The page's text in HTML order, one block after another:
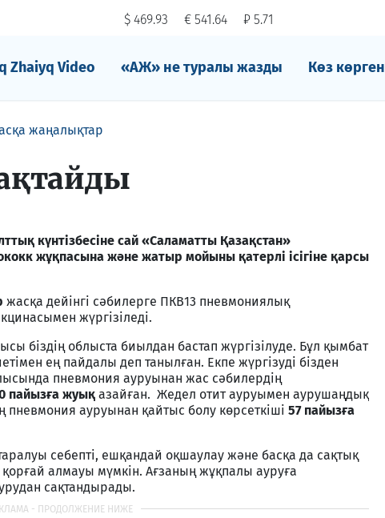
$ 469.93 € 541.64 ₽ 5.71
Zhaiyq Video «АЖ» не туралы жазды Көз көрген
жаңалықтар
күнтізбесіне сай «Саламатты Қазақстан»
жұқпасына және жатыр мойыны қатерлі ісігіне қарсы
жасқа дейінгі сәбилерге ПКВ13 пневмониялық
жүргізіледі.
біздің облыста биылдан бастап жүргізілуде. Бұл қымбат
ең пайдалы деп танылған. Екпе жүргізуді бізден
пневмония ауруынан жас сәбилердің
пайызға жуық азайған. Жедел отит ауруымен аурушаңдық
пневмония ауруынан қайтыс болу көрсеткіші 57 пайызға
себепті, ешқандай оқшаулау және басқа да сақтық
алмауы мүмкін. Ағзаның жұқпалы ауруға
сақтандырады.